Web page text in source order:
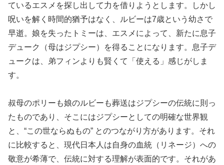
ているエスメを探し出して力を借りようとします。しかし
呪いを解く時間的猶予はなく、ルビーは7歳という幼さで
早逝。娘を失ったトミーは、エスメによって、新たに息子
デューク（母はジプシー）を得ることになります。息子デ
ュークは、弟フィンよりも賢くて「使える」感じがしま
す。
叔母のポリーも娘のルビーも葬送はジプシーの伝統に則っ
たものであり、そこにはジプシーとしての明確な世界観
と、“この世ならぬもの” とのつながり方があります。それ
に比較すると、現代日本人は自身の血統（リネージ）への
敬意が希薄で、伝統に対する理解が表面的です。それがあ